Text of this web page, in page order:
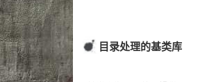
目录处理的基类库